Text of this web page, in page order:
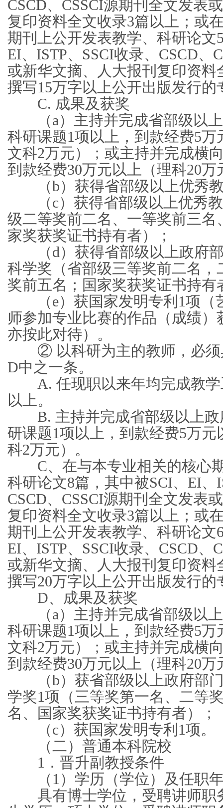
CSCD、CSSCI源期刊全文发表
复印资料全文收录3篇以上；或
期刊上公开发表教学、科研论文
EI、ISTP、SSCI收录、CSCD、
或新华文摘、人大报刊复印资料
撰写15万字以上公开出版发行的
C. 成果及获奖
（a）主持并完成省部级以上
科研课题1项以上，到款经费5万
文科2万元）；或主持并完成横
到款经费30万元以上（理科20
（b）获得省部级以上优秀教
（c）获得省部级以上优秀教
级二等奖前二名、一等奖前三名
家奖获奖证书持有者）；
（d）获得省部级以上政府部
科学奖（省部级三等奖前二名，
奖前五名；国家奖获奖证书持有
（e）获国家发明专利1项（
师参加专业比赛的作品（成绩
亦按此对待）。
② 以科研为主的教师，必须
D中之一条。
A. 任现职以来年均完成教学
以上。
B. 主持并完成省部级以上政
研课题1项以上，到款经费5万元
科2万元）。
C、在与本专业相关的核心
科研论文8篇，其中被SCI、EI、
CSCD、CSSCI源期刊全文发表
复印资料全文收录3篇以上；或
期刊上公开发表教学、科研论文
EI、ISTP、SSCI收录、CSCD、
或新华文摘、人大报刊复印资料
撰写20万字以上公开出版发行的
D、成果及获奖
（a）主持并完成省部级以上
科研课题1项以上，到款经费5万
文科2万元）；或主持并完成横
到款经费30万元以上（理科20
（b）获省部级以上政府部门
学奖1项（三等奖第一名、二等
名、国家奖获奖证书持有者）；
（c）获国家发明专利1项。
（二）普通本科院校
1．晋升副教授条件
（1）学历（学位）及任职
具有博士学位，受聘讲师职